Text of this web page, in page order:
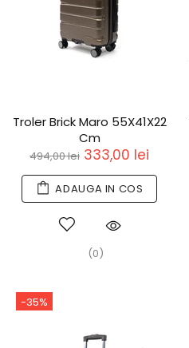
Troler Brick Maro 55X41X22
Cm
494,00 lei 333,00 lei
ADAUGA IN COS
(0)
-35%